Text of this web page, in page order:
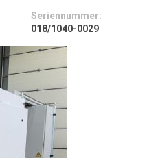
Seriennummer:
018/1040-0029